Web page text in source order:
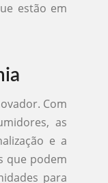
estão em
Com
as
e a
que podem
para